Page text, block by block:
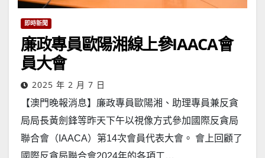
即時新聞
廉政專員歐陽湘線上參IAACA會
員大會
2025 年 2 月 7 日
【澳門晚報消息】廉政專員歐陽湘、助理專員兼反貪
局局長黃劍鋒等昨天下午以視像方式參加國際反貪局
聯合會（IAACA）第14次會員代表大會。 會上回顧了
國際反貪局聯合會2024年的各項工…